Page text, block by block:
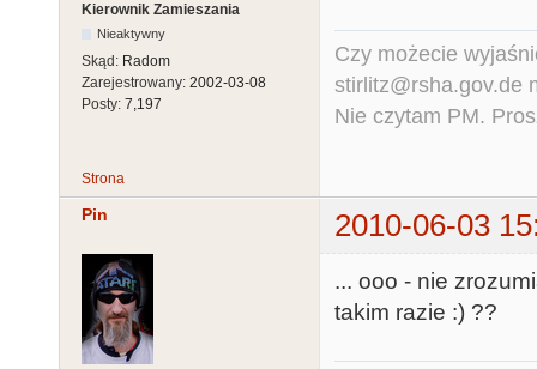
Kierownik Zamieszania
Nieaktywny
Skąd: Radom
Zarejestrowany: 2002-03-08
Posty: 7,197
Czy możecie
stirlitz@rsha.gov.de
Nie czytam PM.
Strona
Pin 2010-06-03
... ooo - nie
takim razie :) ??